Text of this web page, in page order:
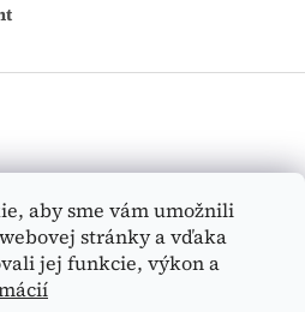
aby sme vám umožnili
stránky a vďaka
jej funkcie, výkon a
HĽADAŤ